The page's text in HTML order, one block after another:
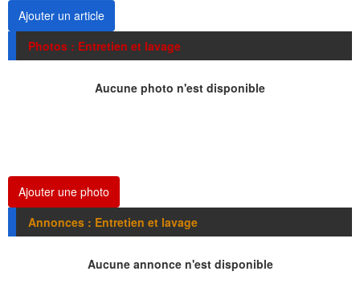
Ajouter un article
Photos : Entretien et lavage
Aucune photo n'est disponible
Ajouter une photo
Annonces : Entretien et lavage
Aucune annonce n'est disponible